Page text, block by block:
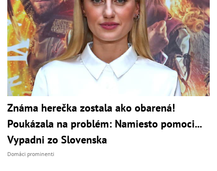
Známa herečka zostala ako obarená!
Poukázala na problém: Namiesto pomoci...
Vypadni zo Slovenska
Domáci prominenti